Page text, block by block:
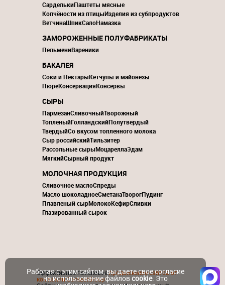
СарделькиПаштеты мясные
Копчёности из птицыИзделия из субпродуктов
ВетчинаШпикСалоНамазка
ЗАМОРОЖЕННЫЕ ПОЛУФАБРИКАТЫ
ПельмениВареники
БАКАЛЕЯ
Соки и НектарыКетчупы и майонезы
ПюреКонсервацияКонсервы
СЫРЫ
ПармезанСливочныйТворожный
ТопленыйГолландскийПолутвердый
ТвердыйСо вкусом топленного молока
Сыр российскийТильзитер
Рассольные сырыМоцареллаЭдам
МягкийСырный продукт
МОЛОЧНАЯ ПРОДУКЦИЯ
Сливочное маслоСпреды
Масло шоколадноеСметанаТворогПудинг
Плавленый сырМолокоКефирСливки
Глазированный сырок
Эффективное поисковоепродвижение сайтов от
компании ContactGroup
Работая с этим сайтом, вы даете свое согласие
на использование файловcookie. Это